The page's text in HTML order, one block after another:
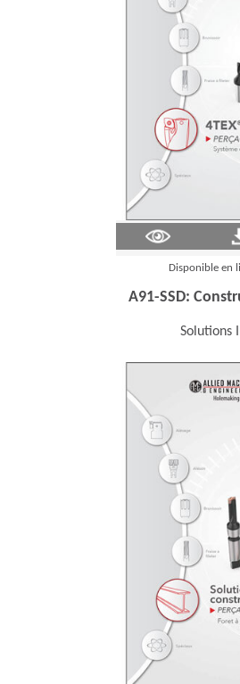
(Opens in
Disponible en
A91-SSD:
Solutions